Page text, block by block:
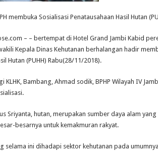
membuka Sosialisasi Penatausahaan Hasil Hutan
– – bertempat di Hotel Grand Jambi Kabid
Kepala Dinas Kehutanan berhalangan hadir
Hutan (PUHH) Rabu(28/11/2018).
KLHK, Bambang, Ahmad sodik, BPHP Wilayah IV
Sriyanta, hutan, merupakan sumber daya alam
besarnya untuk kemakmuran rakyat.
selama ini dihadapi sektor kehutanan pada